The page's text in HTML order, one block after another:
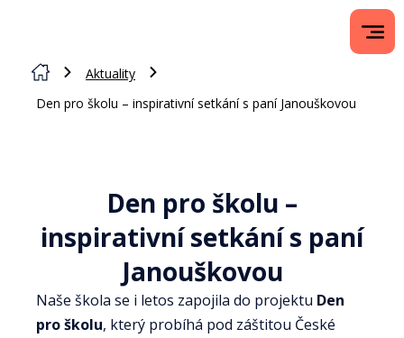
Aktuality
Den pro školu – inspirativní setkání s paní Janouškovou
Den pro školu –
inspirativní setkání s paní
Janouškovou
Naše škola se i letos zapojila do projektu Den
pro školu, který probíhá pod záštitou České